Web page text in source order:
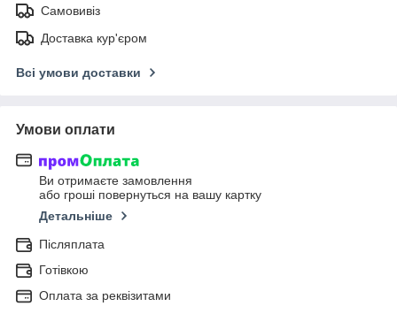
Самовивіз
Доставка кур'єром
Всі умови доставки
Умови оплати
Ви отримаєте замовлення
або гроші повернуться на вашу картку
Детальніше
Післяплата
Готівкою
Оплата за реквізитами